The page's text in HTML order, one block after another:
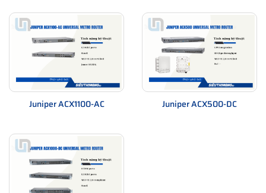
Features
Admission Control (CAC), timing
Compliant
Standards
G.703, NEBS level 3, ETSI, CISPR
22 Class A, EN 61000-3-2, EN
61000-3-3, EN55022 Class A, CB,
EN 61000-4-4, EN 61000-4-2, EN
61000-4-3, EN 61000-4-6, FCC
5, R&TTE, EN 61000-4-11, UL
60950-1, IEC 60950-1, EN 60950-
Juniper ACX1100-AC Juniper ACX500-DC